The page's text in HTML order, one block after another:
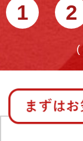
1 2
(